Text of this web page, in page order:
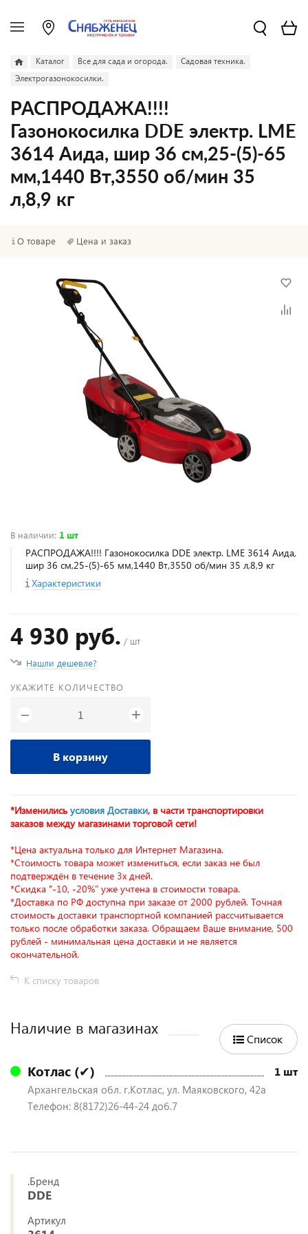
Каталог Все для сада и огорода.
Садовая техника.
Электрогазонокосилки.
РАСПРОДАЖА!!!!
Газонокосилка DDE электр. LME
3614 Аида, шир 36 см,25-(5)-65
мм,1440 Вт,3550 об/мин 35
л,8,9 кг
О товаре Цена и заказ
В наличии: 1 шт
РАСПРОДАЖА!!!! Газонокосилка DDE электр. LME 3614 Аида,
шир 36 см,25-(5)-65 мм,1440 Вт,3550 об/мин 35 л,8,9 кг
Характеристики
4 930 руб. / шт
Нашли дешевле?
УКАЖИТЕ КОЛИЧЕСТВО
− +
В корзину
*Изменились условия Доставки, в части транспортировки
заказов между магазинами торговой сети!
*Цена актуальна только для Интернет Магазина.
*Стоимость товара может измениться, если заказ не был
подтверждён в течение 3х дней.
*Скидка "-10, -20%" уже учтена в стоимости товара.
*Доставка по РФ доступна при заказе от 2000 рублей. Точная
стоимость доставки транспортной компанией рассчитывается
только после обработки заказа. Обращаем Ваше внимание, 500
рублей - минимальная цена доставки и не является
окончательной.
К списку товаров
Наличие в магазинах
Список
Котлас (✔) 1 шт
Архангельская обл. г.Котлас, ул. Маяковского, 42а
Телефон: 8(8172)26-44-24 доб.7
.Бренд
DDE
Артикул